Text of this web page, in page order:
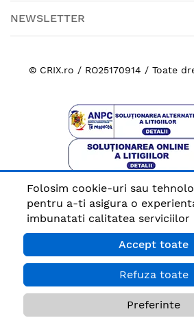
NEWSLETTER
© CRIX.ro / RO25170914 / Toate
Plata sigura cu
Folosim cookie-uri sau
pentru a-ti asigura o
imbunatati calitatea serviciilor
Accept toate
Refuza toate
Preferinte